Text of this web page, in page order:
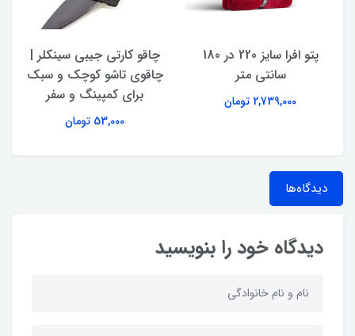
پتو افرا سایز 220 در 180
سانتی متر
2,739,000 تومان
چاقو کارتی جیبی سینکلر |
چاقوی تاشو کوچک و سبک
برای کمپینگ و سفر
53,000 تومان
دیدگاه‌ها
دیدگاه خود را بنویسید